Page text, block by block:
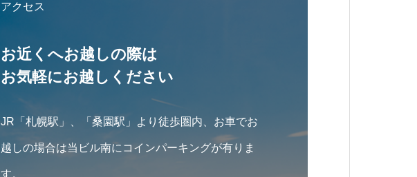
アクセス
お近くへお越しの際は
お気軽にお越しください
JR「札幌駅」、「桑園駅」より徒歩圏内、お車でお
越しの場合は当ビル南にコインパーキングが有りま
す。